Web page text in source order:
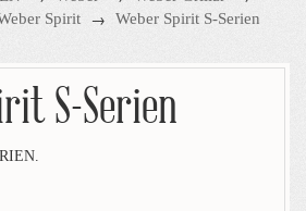
Spirit → Weber Spirit S-Serien
S-Serien